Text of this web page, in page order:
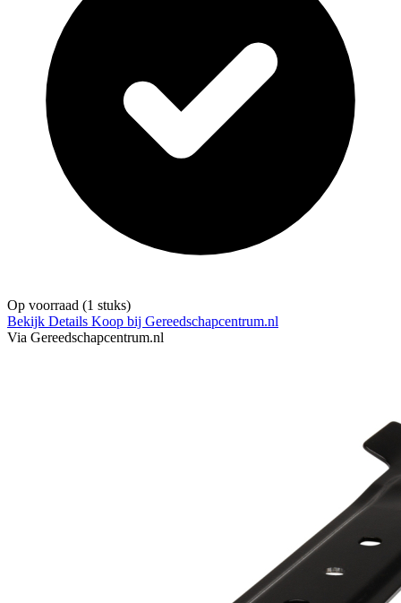
Op voorraad (1 stuks)
Bekijk Details Koop bij Gereedschapcentrum.nl
Via Gereedschapcentrum.nl